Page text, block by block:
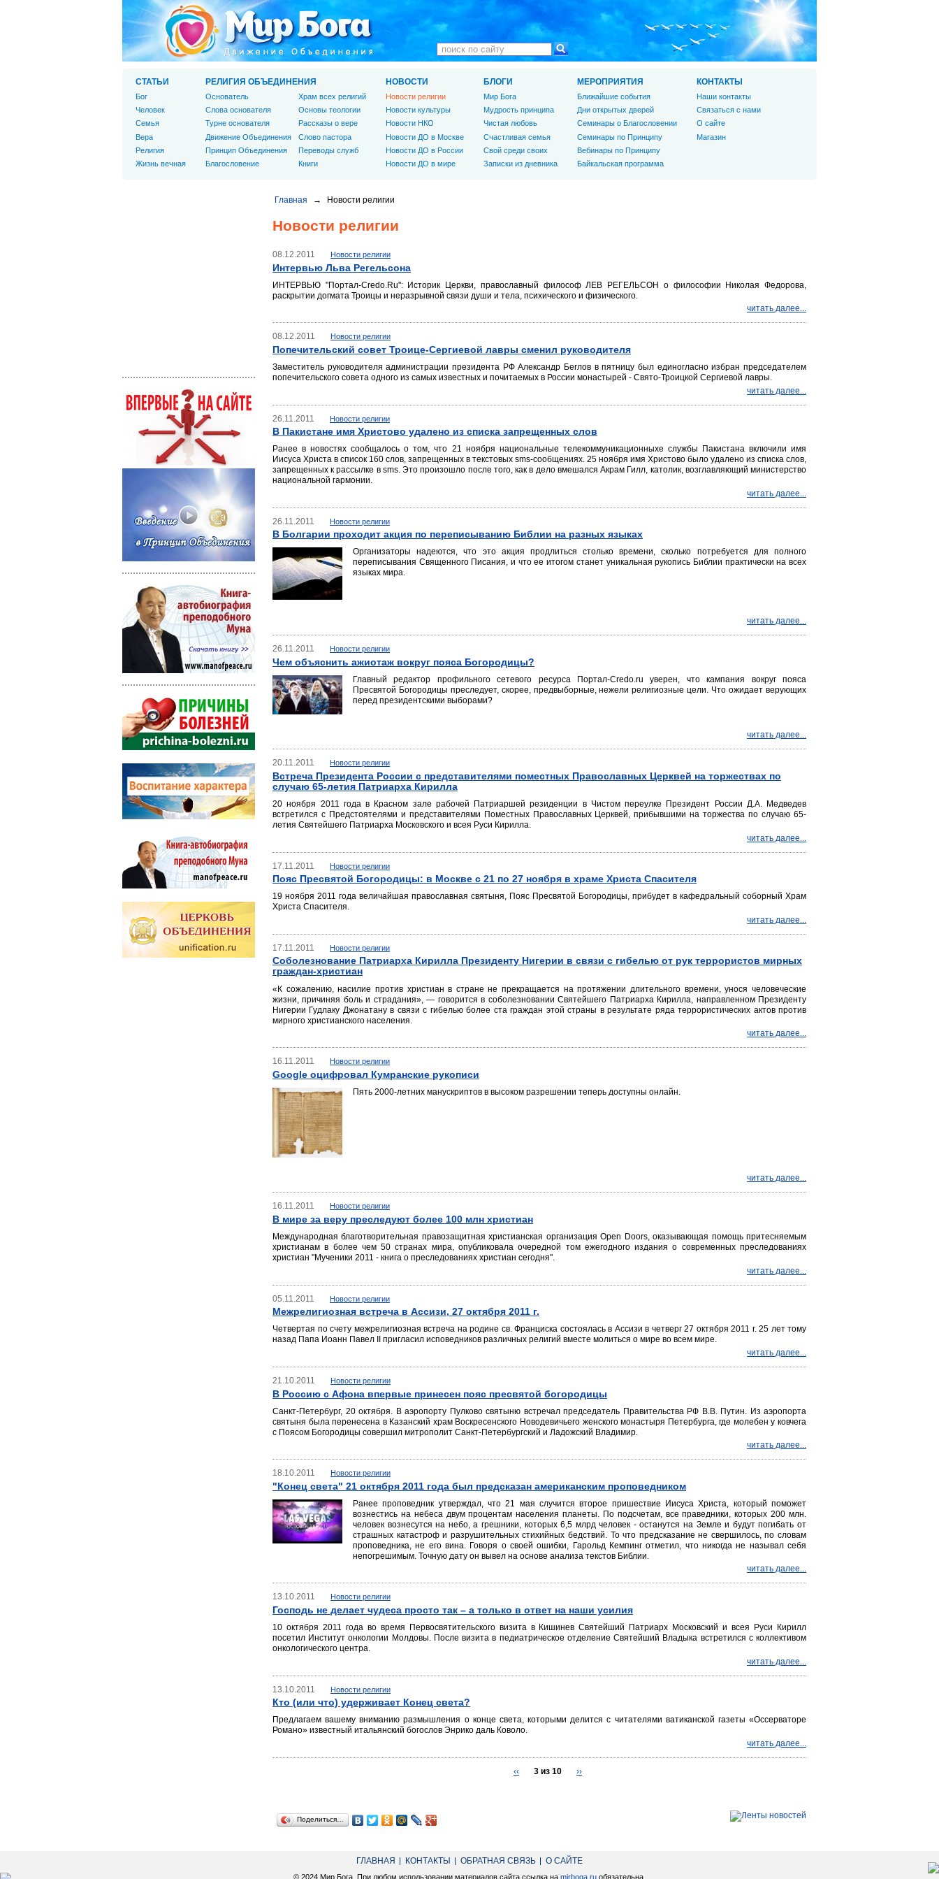
Главная → Новости религии
Новости религии
08.12.2011 Новости религии
Интервью Льва Регельсона
ИНТЕРВЬЮ "Портал-Credo.Ru": Историк Церкви, православный философ ЛЕВ РЕГЕЛЬСОН о философии Николая Федорова,
раскрытии догмата Троицы и неразрывной связи души и тела, психического и физического.
читать далее...
08.12.2011 Новости религии
Попечительский совет Троице-Сергиевой лавры сменил руководителя
Заместитель руководителя администрации президента РФ Александр Беглов в пятницу был единогласно избран председателем
попечительского совета одного из самых известных и почитаемых в России монастырей - Свято-Троицкой Сергиевой лавры.
читать далее...
26.11.2011 Новости религии
В Пакистане имя Христово удалено из списка запрещенных слов
Ранее в новостях сообщалось о том, что 21 ноября национальные телекоммуникационныхе службы Пакистана включили имя
Иисуса Христа в список 160 слов, запрещенных в текстовых sms-сообщениях. 25 ноября имя Христово было удалено из списка слов,
запрещенных к рассылке в sms. Это произошло после того, как в дело вмешался Акрам Гилл, католик, возглавляющий министерство
национальной гармонии.
читать далее...
26.11.2011 Новости религии
В Болгарии проходит акция по переписыванию Библии на разных языках
Организаторы надеются, что это акция продлиться столько времени, сколько потребуется для полного
переписывания Священного Писания, и что ее итогом станет уникальная рукопись Библии практически на всех
языках мира.
читать далее...
26.11.2011 Новости религии
Чем объяснить ажиотаж вокруг пояса Богородицы?
Главный редактор профильного сетевого ресурса Портал-Credo.ru уверен, что кампания вокруг пояса
Пресвятой Богородицы преследует, скорее, предвыборные, нежели религиозные цели. Что ожидает верующих
перед президентскими выборами?
читать далее...
20.11.2011 Новости религии
Встреча Президента России с представителями поместных Православных Церквей на торжествах по
случаю 65-летия Патриарха Кирилла
20 ноября 2011 года в Красном зале рабочей Патриаршей резиденции в Чистом переулке Президент России Д.А. Медведев
встретился с Предстоятелями и представителями Поместных Православных Церквей, прибывшими на торжества по случаю 65-
летия Святейшего Патриарха Московского и всея Руси Кирилла.
читать далее...
17.11.2011 Новости религии
Пояс Пресвятой Богородицы: в Москве с 21 по 27 ноября в храме Христа Спасителя
19 ноября 2011 года величайшая православная святыня, Пояс Пресвятой Богородицы, прибудет в кафедральный соборный Храм
Христа Спасителя.
читать далее...
17.11.2011 Новости религии
Соболезнование Патриарха Кирилла Президенту Нигерии в связи с гибелью от рук террористов мирных
граждан-христиан
«К сожалению, насилие против христиан в стране не прекращается на протяжении длительного времени, унося человеческие
жизни, причиняя боль и страдания», — говорится в соболезновании Святейшего Патриарха Кирилла, направленном Президенту
Нигерии Гудлаку Джонатану в связи с гибелью более ста граждан этой страны в результате ряда террористических актов против
мирного христианского населения.
читать далее...
16.11.2011 Новости религии
Google оцифровал Кумранские рукописи
Пять 2000-летних манускриптов в высоком разрешении теперь доступны онлайн.
читать далее...
16.11.2011 Новости религии
В мире за веру преследуют более 100 млн христиан
Международная благотворительная правозащитная христианская организация Open Doors, оказывающая помощь притесняемым
христианам в более чем 50 странах мира, опубликовала очередной том ежегодного издания о современных преследованиях
христиан "Мученики 2011 - книга о преследованиях христиан сегодня".
читать далее...
05.11.2011 Новости религии
Межрелигиозная встреча в Ассизи, 27 октября 2011 г.
Четвертая по счету межрелигиозная встреча на родине св. Франциска состоялась в Ассизи в четверг 27 октября 2011 г. 25 лет тому
назад Папа Иоанн Павел II пригласил исповедников различных религий вместе молиться о мире во всем мире.
читать далее...
21.10.2011 Новости религии
В Россию с Афона впервые принесен пояс пресвятой богородицы
Санкт-Петербург, 20 октября. В аэропорту Пулково святыню встречал председатель Правительства РФ В.В. Путин. Из аэропорта
святыня была перенесена в Казанский храм Воскресенского Новодевичьего женского монастыря Петербурга, где молебен у ковчега
с Поясом Богородицы совершил митрополит Санкт-Петербургский и Ладожский Владимир.
читать далее...
18.10.2011 Новости религии
"Конец света" 21 октября 2011 года был предсказан американским проповедником
Ранее проповедник утверждал, что 21 мая случится второе пришествие Иисуса Христа, который поможет
вознестись на небеса двум процентам населения планеты. По подсчетам, все праведники, которых 200 млн.
человек вознесутся на небо, а грешники, которых 6,5 млрд человек - останутся на Земле и будут погибать от
страшных катастроф и разрушительных стихийных бедствий. То что предсказание не свершилось, по словам
проповедника, не его вина. Говоря о своей ошибки, Гарольд Кемпинг отметил, что никогда не называл себя
непогрешимым. Точную дату он вывел на основе анализа текстов Библии.
читать далее...
13.10.2011 Новости религии
Господь не делает чудеса просто так – а только в ответ на наши усилия
10 октября 2011 года во время Первосвятительского визита в Кишинев Святейший Патриарх Московский и всея Руси Кирилл
посетил Институт онкологии Молдовы. После визита в педиатрическое отделение Святейший Владыка встретился с коллективом
онкологического центра.
читать далее...
13.10.2011 Новости религии
Кто (или что) удерживает Конец света?
Предлагаем вашему вниманию размышления о конце света, которыми делится с читателями ватиканской газеты «Оссерваторе
Романо» известный итальянский богослов Энрико даль Коволо.
читать далее...
‹‹ 3 из 10 ››
Поделиться…
СТАТЬИ
Бог
Человек
Cемья
Вера
Религия
Жизнь вечная
РЕЛИГИЯ ОБЪЕДИНЕНИЯ
Основатель
Слова основателя
Турне основателя
Движение Объединения
Принцип Объединения
Благословение
Храм всех религий
Основы теологии
Рассказы о вере
Слово пастора
Переводы служб
Книги
НОВОСТИ
Новости религии
Новости культуры
Новости НКО
Новости ДО в Москве
Новости ДО в России
Новости ДО в мире
БЛОГИ
Мир Бога
Мудрость принципа
Чистая любовь
Счастливая семья
Свой среди своих
Записки из дневника
МЕРОПРИЯТИЯ
Ближайшие события
Дни открытых дверей
Семинары о Благословении
Семинары по Принципу
Вебинары по Принципу
Байкальская программа
КОНТАКТЫ
Наши контакты
Связаться с нами
О сайте
Магазин
ГЛАВНАЯ КОНТАКТЫ ОБРАТНАЯ СВЯЗЬ О САЙТЕ
© 2024 Мир Бога. При любом использовании материалов сайта ссылка на mirboga.ru обязательна.